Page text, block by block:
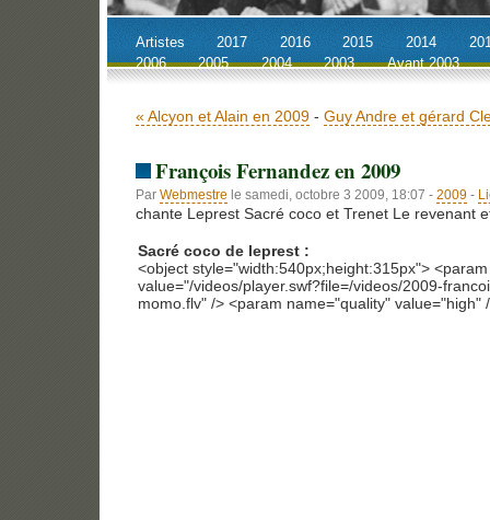
Artistes 2017 2016 2015 2014
2006
2005 2004 2003 Avant 2003
« Alcyon et Alain en 2009 - Guy Andre et gérard
François Fernandez en 2009
Par Webmestre le samedi, octobre 3 2009, 18:07 - 2009-
chante Leprest Sacré coco et Trenet Le revenant
Sacré coco de leprest :
<object style="width:540px;height:315px">
value="/videos/player.swf?file=/videos/2009-
momo.flv" /> <param name="quality" value="high"